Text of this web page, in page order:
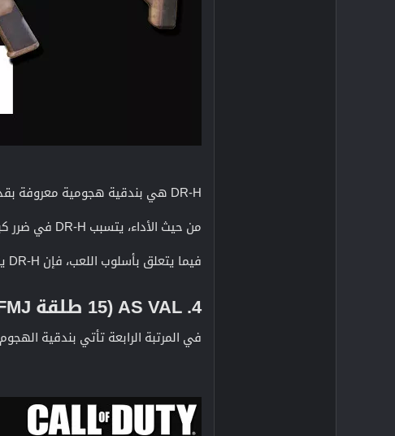
DR-H هي بندقية هجومية معروفة بقدرتها على إطلاق
من حيث الأداء، يتسبب DR-H في ضرر كبير جدًا عند استخدام أي من مجلات OTM ، كما يتميز بمعدل إطلاق نار سريع مع دقة جيدة للمدى المتوسط إلى الطويل.
فيما يتعلق بأسلوب اللعب، فإن DR-H يناسب اللاعبين
4. AS VAL (15 طلقة FMJ)​
في المرتبة الرابعة تأتي بندقية الهجوم AS VAL مع